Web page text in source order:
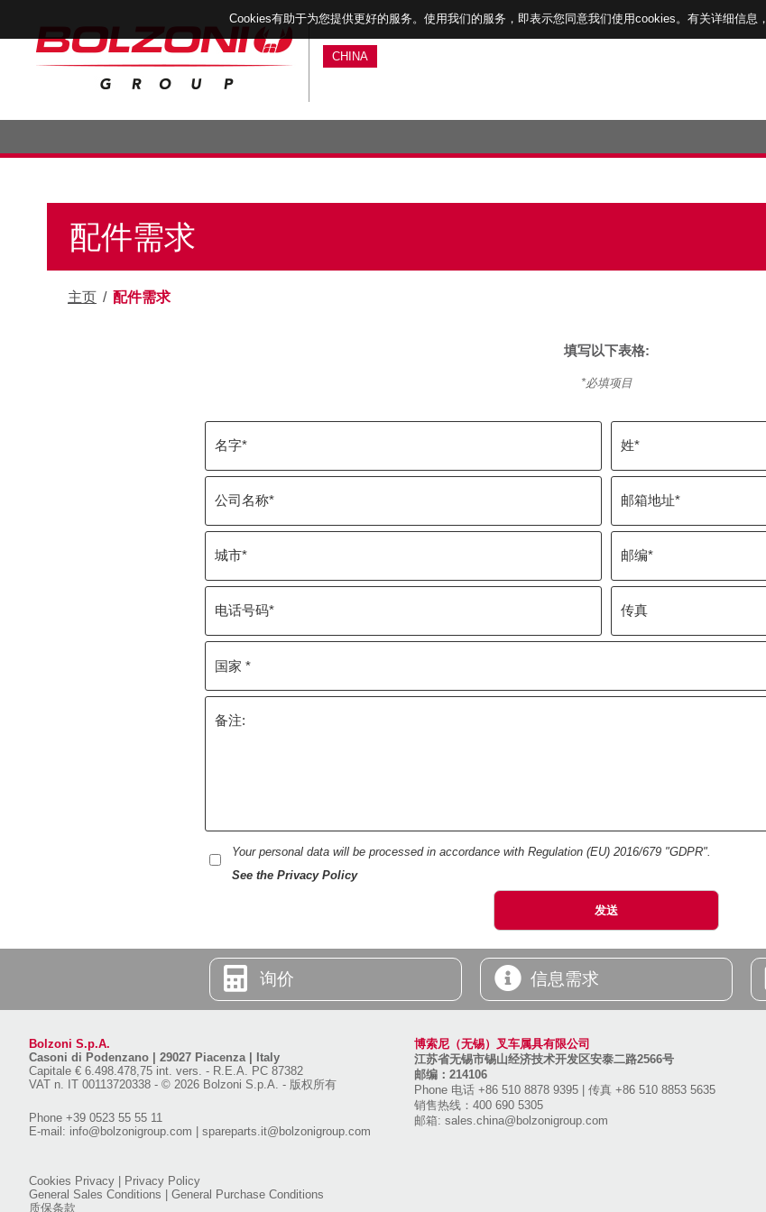
Cookies有助于为您提供更好的服务。使用我们的服务，即表示您同意我们使用cookies。有关详细信息，
CHINA
配件需求
主页 / 配件需求
填写以下表格:
*必填项目
Your personal data will be processed in accordance with Regulation (EU) 2016/679 "GDPR".
See the Privacy Policy
询价 信息需求
Bolzoni S.p.A.
Casoni di Podenzano
29027 Piacenza | Italy
Capitale € 6.498.478,75 int. vers. - R.E.A. PC 87382
VAT n. IT 00113720338 - © 2026 Bolzoni S.p.A. - 版权所有
Phone +39 0523 55 55 11
E-mail: info@bolzonigroup.com spareparts.it@bolzonigroup.com
Cookies Privacy
Privacy Policy
General Sales Conditions
General Purchase Conditions
质保条款
博索尼（无锡）叉车属具有限公司
江苏省无锡市锡山经济技术开发区安泰二路2566号
邮编：214106
Phone 电话 +86 510 8878 9395| 传真 +86 510 8853 5635
销售热线：400 690 5305
邮箱: sales.china@bolzonigroup.com